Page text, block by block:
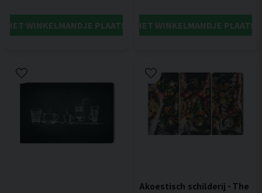
HET WINKELMANDJE PLAATSENIN HET WINKELMANDJE
Akoestisch schilderij - The